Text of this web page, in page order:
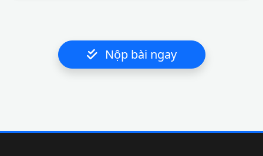
Nộp bài ngay